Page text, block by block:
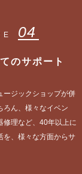
04
のサポート
ージックショップが併
ろん、様々なイベン
修理など、40年以上に
を、様々な方面からサ